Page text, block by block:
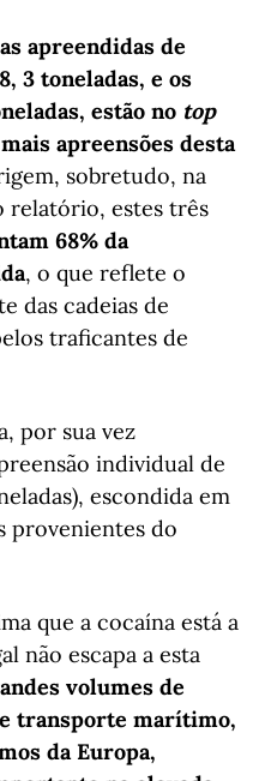
apreendidas de
3 toneladas, e os
estão no top
apreensões desta
sobretudo, na
relatório, estes três
68% da
, o que reflete o
das cadeias de
traficantes de
por sua vez
individual de
escondida em
provenientes do
que a cocaína está a
não escapa a esta
volumes de
transporte marítimo,
da Europa,